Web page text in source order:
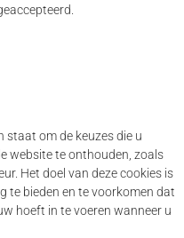
staat om de keuzes die u
website te onthouden, zoals
Het doel van deze cookies is
te bieden en te voorkomen dat
hoeft in te voeren wanneer u